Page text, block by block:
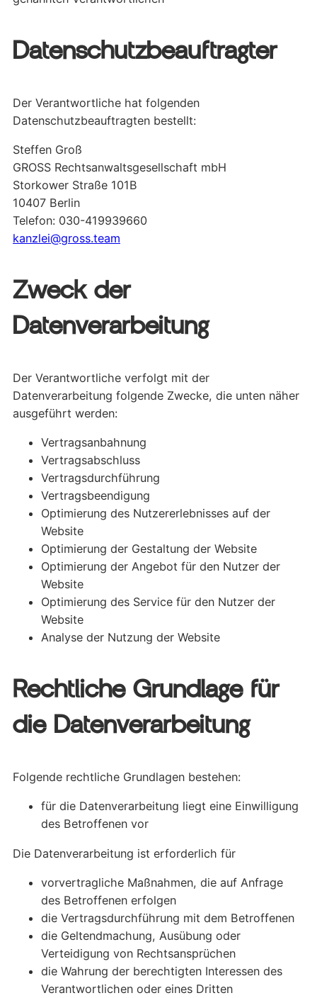
Datenschutzbeauftragter
Der Verantwortliche hat folgenden
Datenschutzbeauftragten bestellt:
Steffen Groß
GROSS Rechtsanwaltsgesellschaft mbH
Storkower Straße 101B
10407 Berlin
Telefon: 030-419939660
kanzlei@gross.team
Zweck der
Datenverarbeitung
Der Verantwortliche verfolgt mit der
Datenverarbeitung folgende Zwecke, die unten näher
ausgeführt werden:
Vertragsanbahnung
Vertragsabschluss
Vertragsdurchführung
Vertragsbeendigung
Optimierung des Nutzererlebnisses auf der
Website
Optimierung der Gestaltung der Website
Optimierung der Angebot für den Nutzer der
Website
Optimierung des Service für den Nutzer der
Website
Analyse der Nutzung der Website
Rechtliche Grundlage für
die Datenverarbeitung
Folgende rechtliche Grundlagen bestehen:
für die Datenverarbeitung liegt eine Einwilligung
des Betroffenen vor
Die Datenverarbeitung ist erforderlich für
vorvertragliche Maßnahmen, die auf Anfrage
des Betroffenen erfolgen
die Vertragsdurchführung mit dem Betroffenen
die Geltendmachung, Ausübung oder
Verteidigung von Rechtsansprüchen
die Wahrung der berechtigten Interessen des
Verantwortlichen oder eines Dritten